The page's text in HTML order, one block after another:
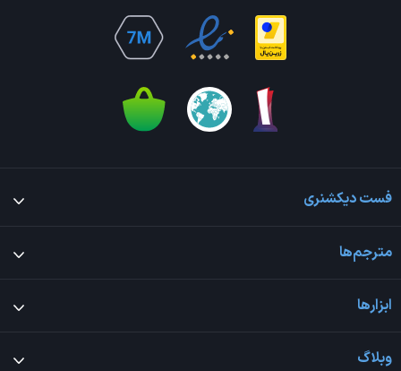
فست دیکشنری
مترجم‌ها
ابزارها
وبلاگ